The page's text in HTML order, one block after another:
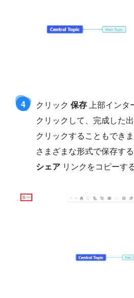
4 クリック 保存上部インタ
クリックして、完成した
クリックすることもできま
さまざまな形式で保存す
シェア リンクをコピーす